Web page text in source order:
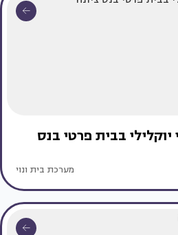
בבית פרטי בנס
מערכת בית ונוי